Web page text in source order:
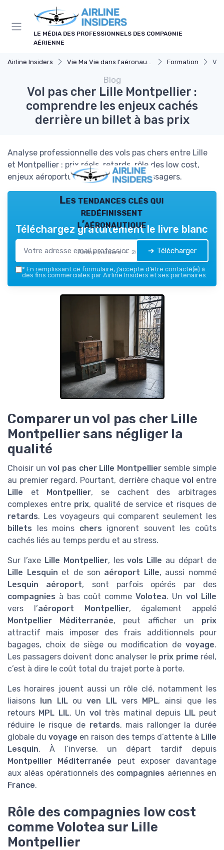
LE MÉDIA DES PROFESSIONNELS DES COMPAGNIE
AÉRIENNE
Airline Insiders Vie Ma Vie dans l'aéronautique Formation Vol
Blog
Vol pas cher Lille Montpellier :
comprendre les enjeux cachés
derrière un billet à bas prix
Analyse professionnelle des vols pas chers entre Lille
et Montpellier : prix réels, retards, rôle des low cost,
enjeux aéroportuaires et droits des passagers.
Les tendances clés qui
redéfinissent
l’aéronautique
Airline Insiders — 2026
Téléchargez gratuitement le livre blanc
➔ Télécharger
* En remplissant ce formulaire, j’accepte d’être contacté(e) à
des fins commerciales par Airline Insiders et ses partenaires.
Comparer un vol pas cher Lille
Montpellier sans négliger la
qualité
Choisir unvol pas cher Lille Montpelliersemble simple
au premier regard. Pourtant, derrière chaque volentre
Lille et Montpellier, se cachent des arbitrages
complexes entre prix, qualité de service et risques de
retards. Les voyageurs qui comparent seulement les
billets les moins chers ignorent souvent les coûts
cachés liés au temps perdu et au stress.
Sur l’axe Lille Montpellier, lesvols Lille au départ de
Lille Lesquin et de son aéroport Lille, aussi nommé
Lesquin aéroport, sont parfois opérés par des
compagnies à bas coût comme Volotea. Un vol Lille
vers l’aéroport Montpellier, également appelé
Montpellier Méditerranée, peut afficher un prix
attractif mais imposer des frais additionnels pour
bagages, choix de siège ou modification de voyage.
Les passagers doivent donc analyser le prix prime réel,
c’est à dire le coût total du trajet porte à porte.
Les horaires jouent aussi un rôle clé, notamment les
liaisons lun LILouven LILvers MPL, ainsi que les
retours MPL LIL. Un voltrès matinal depuis LILpeut
réduire le risque de retards, mais rallonger la durée
globale du voyage en raison des temps d’attente à Lille
Lesquin. À l’inverse, un départ tardif depuis
Montpellier Méditerranée peut exposer davantage
aux aléas opérationnels des compagnies aériennes en
France.
Rôle des compagnies low cost
comme Volotea sur Lille
Montpellier
Panneau de gestion des cookies